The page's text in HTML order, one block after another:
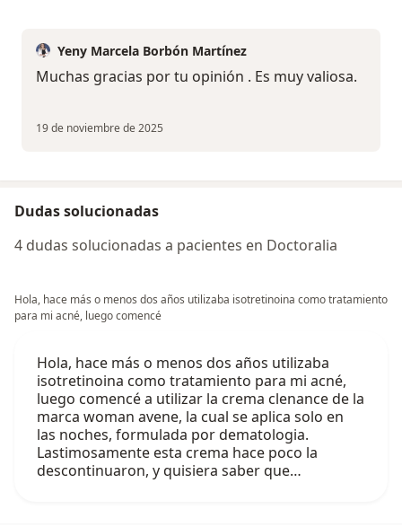
Yeny Marcela Borbón Martínez
Muchas gracias por tu opinión . Es muy valiosa.
19 de noviembre de 2025
Dudas solucionadas
4 dudas solucionadas a pacientes en Doctoralia
Hola, hace más o menos dos años utilizaba isotretinoina como tratamiento
para mi acné, luego comencé
Hola, hace más o menos dos años utilizaba
isotretinoina como tratamiento para mi acné,
luego comencé a utilizar la crema clenance de la
marca woman avene, la cual se aplica solo en
las noches, formulada por dematologia.
Lastimosamente esta crema hace poco la
descontinuaron, y quisiera saber que…